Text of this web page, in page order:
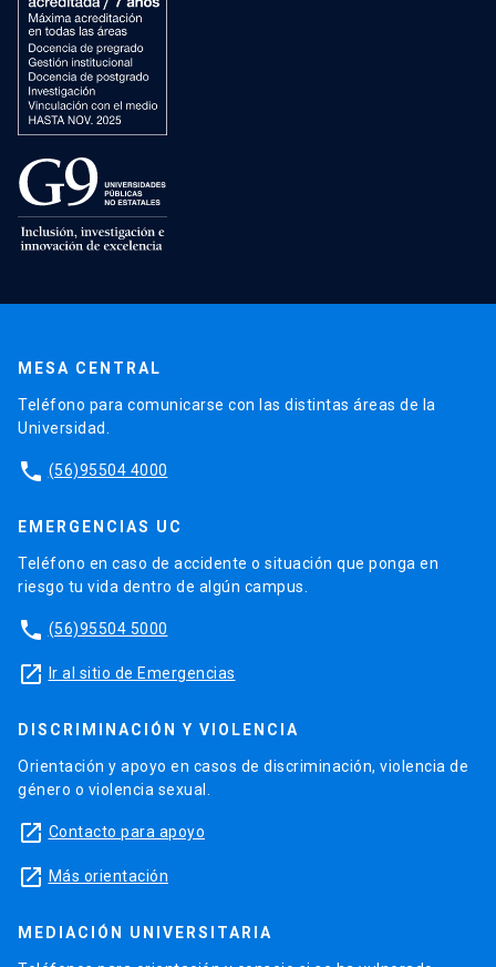
MESA CENTRAL
Teléfono para comunicarse con las distintas áreas de la
Universidad.
phone (56)95504 4000
EMERGENCIAS UC
Teléfono en caso de accidente o situación que ponga en
riesgo tu vida dentro de algún campus.
phone (56)95504 5000
launch Ir al sitio de Emergencias
DISCRIMINACIÓN Y VIOLENCIA
Orientación y apoyo en casos de discriminación, violencia de
género o violencia sexual.
launch Contacto para apoyo
launch Más orientación
MEDIACIÓN UNIVERSITARIA